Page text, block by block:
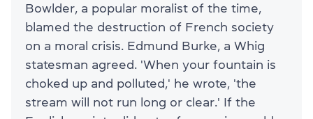
Bowlder, a popular moralist of the time,
blamed the destruction of French society
on a moral crisis. Edmund Burke, a Whig
statesman agreed. 'When your fountain is
choked up and polluted,' he wrote, 'the
stream will not run long or clear.' If the